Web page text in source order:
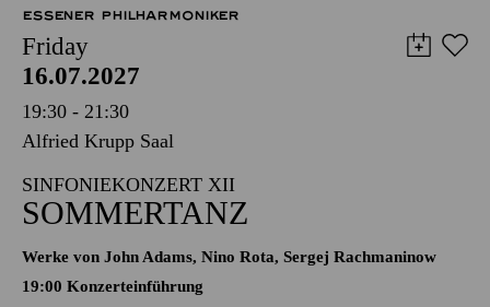
ESSENER PHILHARMONIKER
Friday
16.07.2027
19:30 - 21:30
Alfried Krupp Saal
SINFONIEKONZERT XII
SOMMERTANZ
Werke von John Adams, Nino Rota, Sergej Rachmaninow
19:00 Konzerteinführung